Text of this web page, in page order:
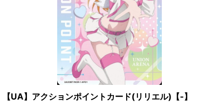
【UA】アクションポイントカード(リリエル)【-】